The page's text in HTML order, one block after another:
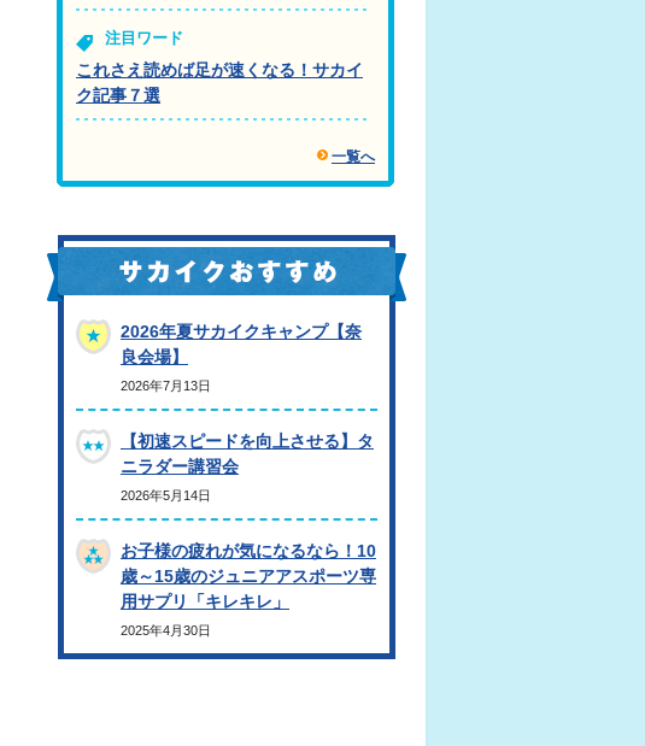
注目ワード
これさえ読めば足が速くなる！サカイ
ク記事７選
一覧へ
2026年夏サカイクキャンプ【奈
良会場】
2026年7月13日
【初速スピードを向上させる】タ
ニラダー講習会
2026年5月14日
お子様の疲れが気になるなら！10
歳～15歳のジュニアアスポーツ専
用サプリ「キレキレ」
2025年4月30日